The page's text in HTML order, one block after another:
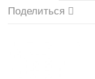
Поделиться